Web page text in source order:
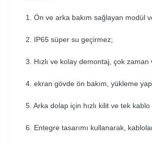
1. Ön ve arka bakım sağlayan modül
2. IP65 süper su geçirmez;
3. Hızlı ve kolay demontaj, çok
4. ekran gövde ön bakım, yükleme
5. Arka dolap için hızlı kilit ve tek
6. Entegre tasarımı kullanarak,